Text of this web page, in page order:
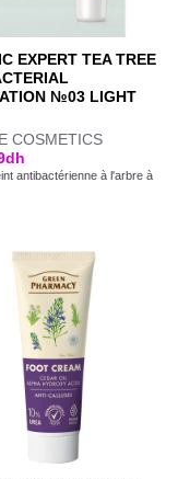
EXPERT TEA TREE
№03 LIGHT
COSMETICS
dh
antibactérienne à l'arbre à